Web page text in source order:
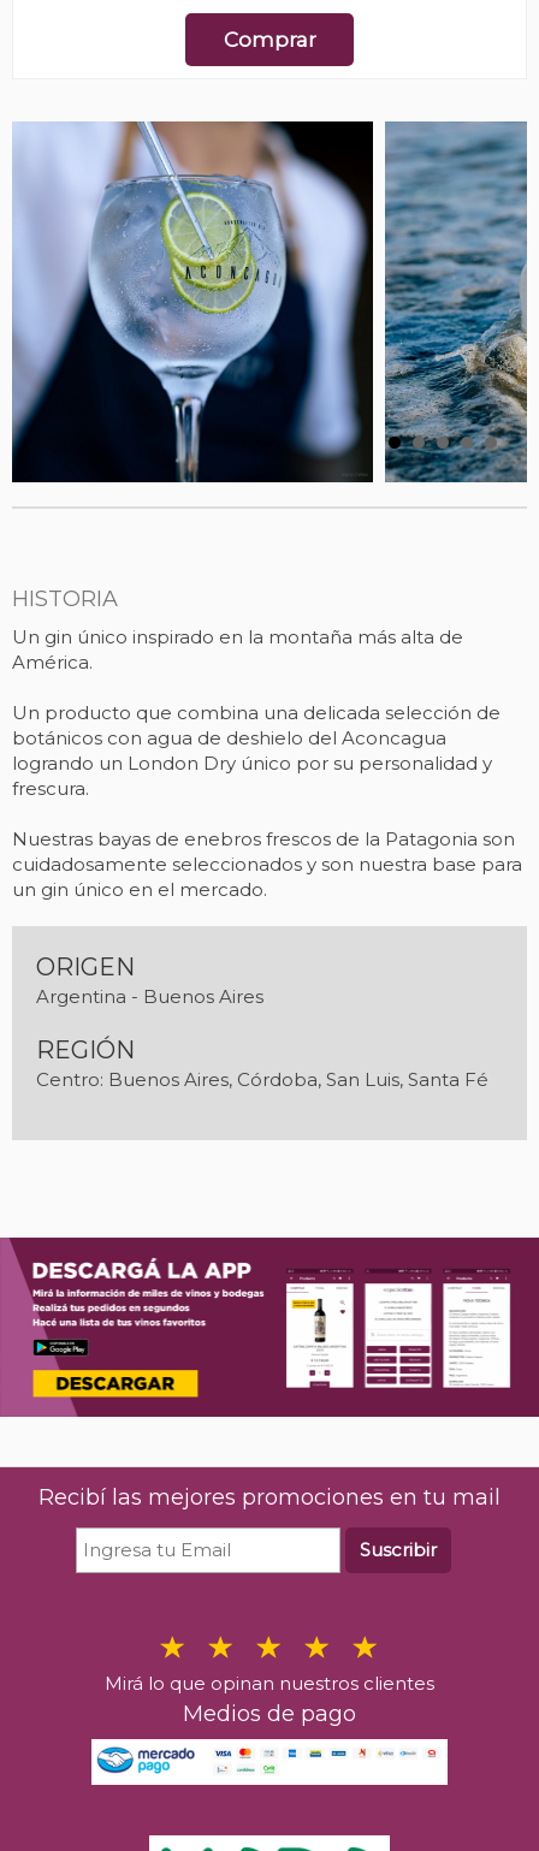
Comprar
HISTORIA
Un gin único inspirado en la montaña más alta de
América.
Un producto que combina una delicada selección de
botánicos con agua de deshielo del Aconcagua
logrando un London Dry único por su personalidad y
frescura.
Nuestras bayas de enebros frescos de la Patagonia son
cuidadosamente seleccionados y son nuestra base para
un gin único en el mercado.
ORIGEN
Argentina - Buenos Aires
REGIÓN
Centro: Buenos Aires, Córdoba, San Luis, Santa Fé
Recibí las mejores promociones en tu mail
Suscribir
Mirá lo que opinan nuestros clientes
Medios de pago